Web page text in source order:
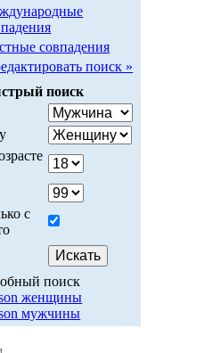
совпадения
поиск »
поиск
с
поиск
женщины
мужчины